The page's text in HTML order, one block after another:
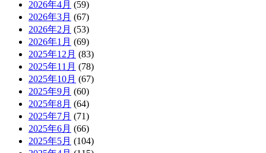
2026年4月 (59)
2026年3月 (67)
2026年2月 (53)
2026年1月 (69)
2025年12月 (83)
2025年11月 (78)
2025年10月 (67)
2025年9月 (60)
2025年8月 (64)
2025年7月 (71)
2025年6月 (66)
2025年5月 (104)